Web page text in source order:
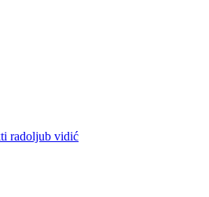
radoljub vidić